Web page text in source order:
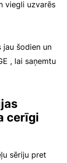
viegli uzvarēs
jau šodien un
, lai saņemtu
cerīgi
sēriju pret